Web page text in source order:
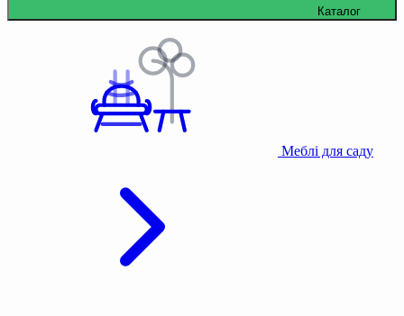
Каталог
Меблі для саду